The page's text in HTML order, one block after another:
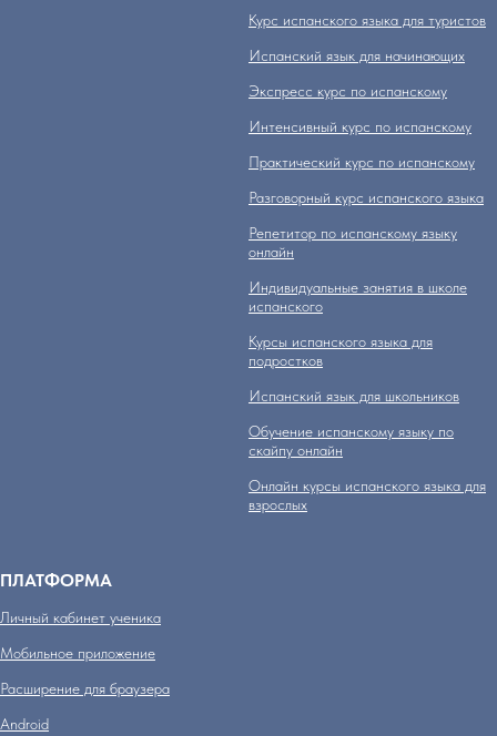
Курс испанского языка для туристов
Испанский язык для начинающих
Экспресс курс по испанскому
Интенсивный курс по испанскому
Практический курс по испанскому
Разговорный курс испанского языка
Репетитор по испанскому языку
онлайн
Индивидуальные занятия в школе
испанского
Курсы испанского языка для
подростков
Испанский язык для школьников
Обучение испанскому языку по
скайпу онлайн
Онлайн курсы испанского языка для
взрослых
ПЛАТФОРМА
Личный кабинет ученика
Мобильное приложение
Расширение для браузера
Аndroid